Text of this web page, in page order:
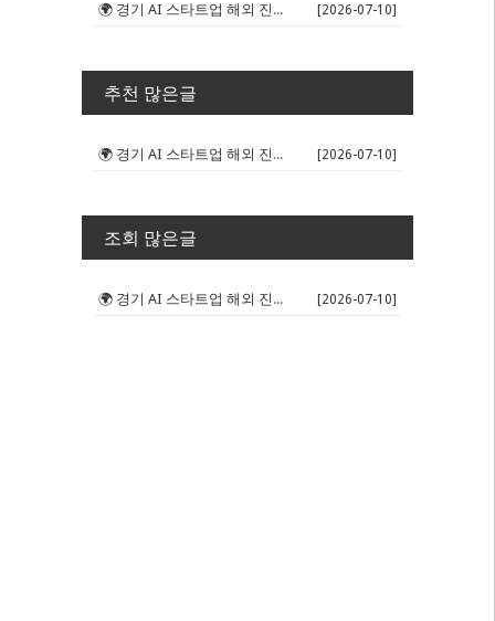
🌍 경기 AI 스타트업 해외 진출 판... [2026-07-10]
추천 많은글
🌍 경기 AI 스타트업 해외 진출 판... [2026-07-10]
조회 많은글
🌍 경기 AI 스타트업 해외 진출 판... [2026-07-10]